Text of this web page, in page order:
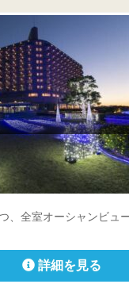
ゾート＆スパ
浜町3212-1
、全室オーシャンビュ
詳細を見る